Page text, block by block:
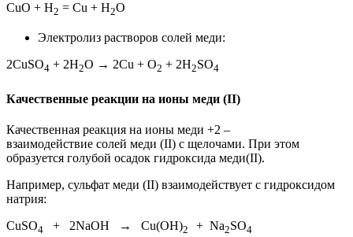
CuO + H2 = Cu + H2O
Электролиз растворов солей меди:
2CuSO4 + 2H2O → 2Cu + O2 + 2H2SO4
Качественные реакции на ионы меди (II)
Качественная реакция на ионы меди +2 –
взаимодействие солей меди (II) с щелочами. При этом
образуется голубой осадок гидроксида меди(II).
Например, сульфат меди (II) взаимодействует с гидроксидом
натрия:
CuSO4 + 2NaOH → Cu(OH)2 + Na2SO4